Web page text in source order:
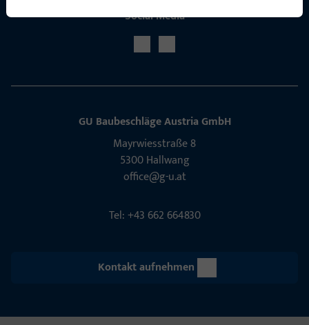
Social Media
GU Baubeschläge Aus­tria GmbH
Mayrwies­straße 8
5300 Hall­wang
office@g-u.at
Tel: +43 662 664830
Kontakt aufnehmen